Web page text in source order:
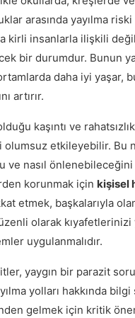
arasında yayılma riski
kirli insanlarla ilişkili
bir durumdur. Bunun
daha iyi yaşar,
artırır.
kaşıntı ve
olumsuz etkileyebilir. Bu
ve nasıl
korunmak için kişisel
etmek, başkalarıyla
olarak
uygulanmalıdır.
yaygın bir parazit
yolları hakkında
gelmek için kritik